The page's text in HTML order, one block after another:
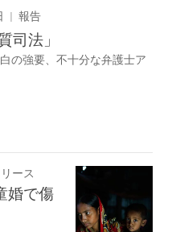
報告
司法」
の強要、不十分な弁護士ア
ース
婚で傷